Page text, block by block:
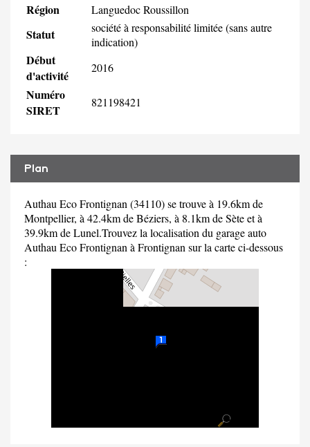
Région Languedoc Roussillon
Statut
société à responsabilité limitée (sans autre
indication)
Début
d'activité
2016
Numéro
SIRET
821198421
Plan
Authau Eco Frontignan (34110) se trouve à 19.6km de
Montpellier, à 42.4km de Béziers, à 8.1km de Sète et à
39.9km de Lunel.Trouvez la localisation du garage auto
Authau Eco Frontignan à Frontignan sur la carte ci-dessous
: